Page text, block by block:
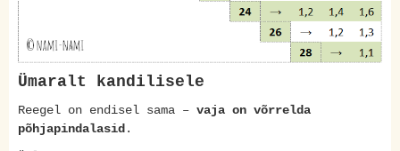
Ümaralt kandilisele
Reegel on endisel sama – vaja on võrrelda
põhjapindalasid.